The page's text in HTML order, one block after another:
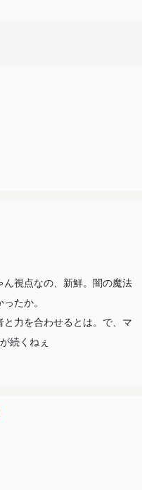
視点なの、新鮮。闇の魔法
たか。
力を合わせるとは。で、マ
続くねぇ